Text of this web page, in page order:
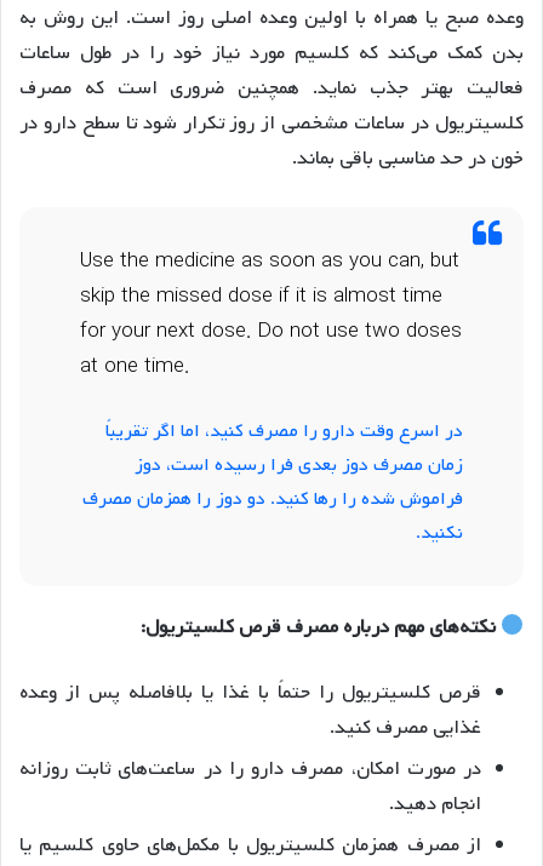
وعده صبح یا همراه با اولین وعده اصلی روز است. این روش به
بدن کمک می‌کند که کلسیم مورد نیاز خود را در طول ساعات
فعالیت بهتر جذب نماید. همچنین ضروری است که مصرف
کلسیتریول در ساعات مشخصی از روز تکرار شود تا سطح دارو در
خون در حد مناسبی باقی بماند.
Use the medicine as soon as you can, but
skip the missed dose if it is almost time
for your next dose. Do not use two doses
at one time.
در اسرع وقت دارو را مصرف کنید، اما اگر تقریباً
زمان مصرف دوز بعدی فرا رسیده است، دوز
فراموش شده را رها کنید. دو دوز را همزمان مصرف
نکنید.
نکته‌های مهم درباره مصرف قرص کلسیتریول:
قرص کلسیتریول را حتماً با غذا یا بلافاصله پس از وعده
غذایی مصرف کنید.
در صورت امکان، مصرف دارو را در ساعت‌های ثابت روزانه
انجام دهید.
از مصرف همزمان کلسیتریول با مکمل‌های حاوی کلسیم یا